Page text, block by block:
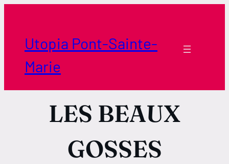
contenuUtopia Pont-Sainte-
Marie
LES BEAUX
GOSSES